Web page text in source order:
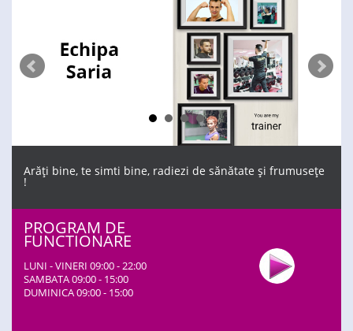
Arăți bine, te simti bine, radiezi de sănătate și frumusețe
!
PROGRAM DE
FUNCTIONARE
LUNI - VINERI 09:00 - 22:00
SAMBATA 09:00 - 15:00
DUMINICA 09:00 - 15:00